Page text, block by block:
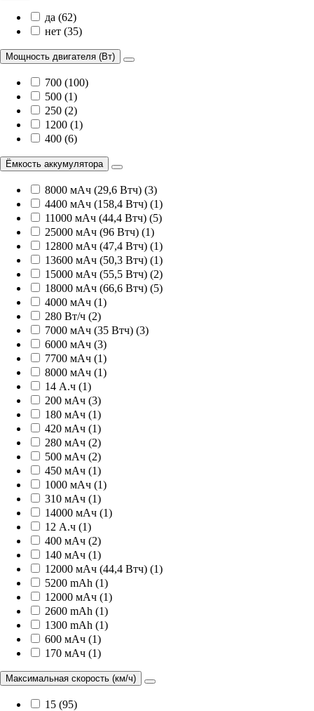
да (62)
нет (35)
Мощность двигателя (Вт)
700 (100)
500 (1)
250 (2)
1200 (1)
400 (6)
Ёмкость аккумулятора
8000 мАч (29,6 Втч) (3)
4400 мАч (158,4 Втч) (1)
11000 мАч (44,4 Втч) (5)
25000 мАч (96 Втч) (1)
12800 мАч (47,4 Втч) (1)
13600 мАч (50,3 Втч) (1)
15000 мАч (55,5 Втч) (2)
18000 мАч (66,6 Втч) (5)
4000 мАч (1)
280 Вт/ч (2)
7000 мАч (35 Втч) (3)
6000 мАч (3)
7700 мАч (1)
8000 мАч (1)
14 А.ч (1)
200 мАч (3)
180 мАч (1)
420 мАч (1)
280 мАч (2)
500 мАч (2)
450 мАч (1)
1000 мАч (1)
310 мАч (1)
14000 мАч (1)
12 А.ч (1)
400 мАч (2)
140 мАч (1)
12000 мАч (44,4 Втч) (1)
5200 mAh (1)
12000 мАч (1)
2600 mAh (1)
1300 mAh (1)
600 мАч (1)
170 мАч (1)
Максимальная скорость (км/ч)
15 (95)